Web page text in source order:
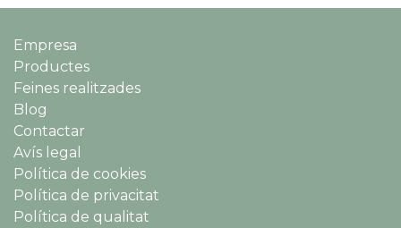
Empresa
Productes
Feines realitzades
Blog
Contactar
Avís legal
Política de cookies
Política de privacitat
Política de qualitat